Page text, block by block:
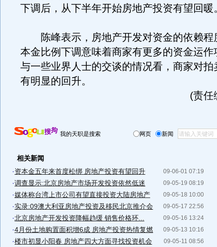
下调后，从下半年开始房地产投资有望回暖
陈峰表示，房地产开发对资金的依赖程
本金比例下调意味着商家有更多的资金运作
与一些业界人士的交谈的情况看，商家对拍
有明显的回升。
(责任
我的天职是搜索 网页 新闻
相关新闻
09-06-01 07:19
·资本金五年来首度松绑 房地产投资有望回升
09-05-19 08:19
·调查显示:北京房地产市场开发投资依然低迷
09-05-18 10:00
·媒体称台湾上市公司有望直接投资大陆房地产
09-05-17 22:56
·实录:09澳大利亚房地产投资及移民北京推介会
09-05-16 13:24
·北京房地产开发投资降幅趋缓 销售价格环...
09-05-13 10:16
·4月份土地购置面积增6成 房地产投资热情复燃
09-05-11 08:56
·楼市初显小阳春 房地产四大方面寻找投资机会